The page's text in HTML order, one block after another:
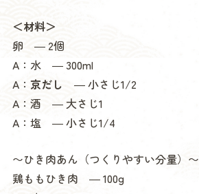
＜材料＞
卵 ― 2個
A：水 ― 300ml
A： 京だし ― 小さじ1/2
A：酒 ― 大さじ1
A：塩 ― 小さじ1/4
〜ひき肉あん（つくりやすい分量）〜
鶏ももひき肉 ― 100g